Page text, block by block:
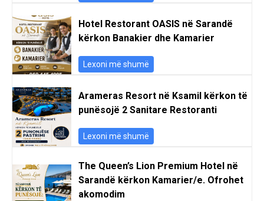
Hotel Restorant OASIS në Sarandë
kërkon Banakier dhe Kamarier
Lexoni më shumë
Arameras Resort në Ksamil kërkon të
punësojë 2 Sanitare Restoranti
Lexoni më shumë
The Queen’s Lion Premium Hotel në
Sarandë kërkon Kamarier/e. Ofrohet
akomodim